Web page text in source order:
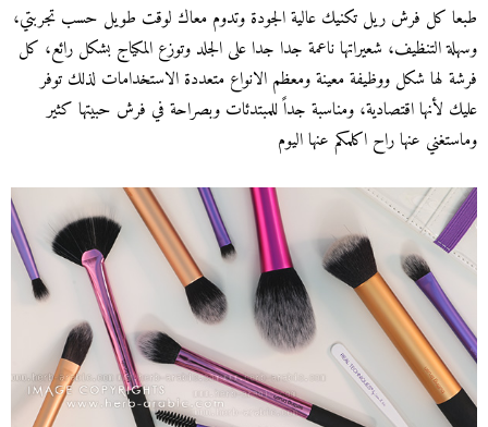
طبعا كل فرش ريل تكنيك عالية الجودة وتدوم معاك لوقت طويل حسب تجربتي،
وسهلة التنظيف، شعيراتها ناعمة جدا جدا على الجلد وتوزع المكياج بشكل رائع، كل
فرشة لها شكل ووظيفة معينة ومعظم الانواع متعددة الاستخدامات لذلك توفر
عليك لأنها اقتصادية، ومناسبة جداً للمبتدئات وبصراحة في فرش حبيتها كثير
وماستغني عنها راح اكلمكم عنها اليوم